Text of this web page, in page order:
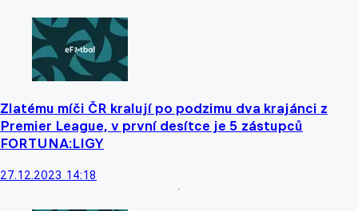
Zlatému míči ČR kralují po podzimu dva krajánci z
Premier League, v první desítce je 5 zástupců
FORTUNA:LIGY
27.12.2023 14:18